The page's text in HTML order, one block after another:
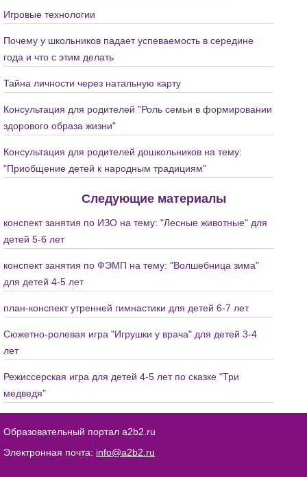
Игровые технологии
Почему у школьников падает успеваемость в середине
года и что с этим делать
Тайна личности через натальную карту
Консультация для родителей "Роль семьи в формировании
здорового образа жизни"
Консультация для родителей дошкольников на тему:
"Приобщение детей к народным традициям"
Следующие материалы
конспект занятия по ИЗО на тему: "Лесные животные" для
детей 5-6 лет
конспект занятия по ФЭМП на тему: "Волшебница зима"
для детей 4-5 лет
план-конспект утренней гимнастики для детей 6-7 лет
Сюжетно-ролевая игра "Игрушки у врача" для детей 3-4
лет
Режиссерская игра для детей 4-5 лет по сказке "Три
медведя"
Образовательный портал a2b2.ru
Электронная почта: info@a2b2.ru